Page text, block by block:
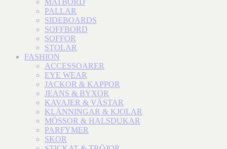
MATBORD
PALLAR
SIDEBOARDS
SOFFBORD
SOFFOR
STOLAR
FASHION
ACCESSOARER
EYE WEAR
JACKOR & KAPPOR
JEANS & BYXOR
KAVAJER & VÄSTAR
KLÄNNINGAR & KJOLAR
MÖSSOR & HALSDUKAR
PARFYMER
SKOR